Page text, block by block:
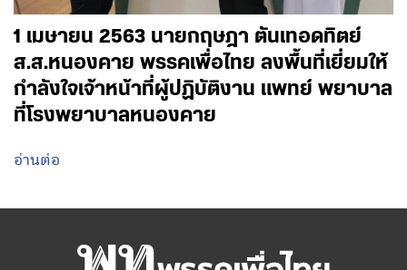
1 เมษายน 2563 นายกฤษฎา ตันเทอดทิตย์
ส.ส.หนองคาย พรรคเพื่อไทย ลงพื้นที่เยี่ยมให้
กำลังใจเจ้าหน้าที่ผู้ปฏิบัติงาน แพทย์ พยาบาล
ที่โรงพยาบาลหนองคาย
อ่านต่อ